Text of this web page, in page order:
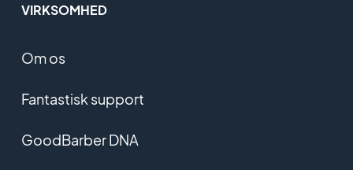
VIRKSOMHED
Om os
Fantastisk support
GoodBarber DNA